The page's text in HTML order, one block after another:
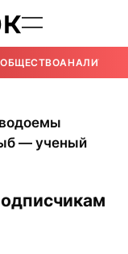
ОБЩЕСТВОАНАЛИТИКА
— ученый